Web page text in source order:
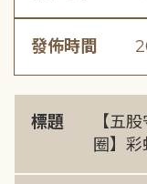
發佈時間
標題
【五
圈】